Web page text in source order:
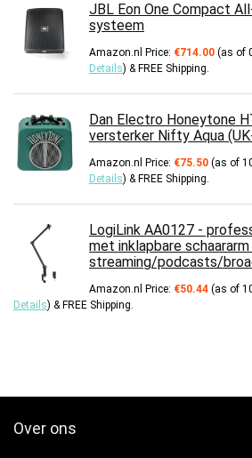
JBL Eon One Compact
systeem
Amazon.nl Price: €714.00 (as of
Details) & FREE Shipping.
Dan Electro Honeytone
versterker Nifty Aqua
Amazon.nl Price: €75.50 (as of
Details) & FREE Shipping.
LogiLink AA0127 -
met inklapbare
streaming/podcasts/
Amazon.nl Price: €50.44 (as of
Details) & FREE Shipping.
Over ons